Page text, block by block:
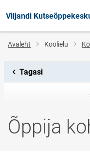
Viljandi
Jälglink
Avaleht Koolielu
Õppija
Tagasi